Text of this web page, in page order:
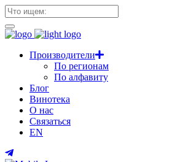
Производители
По регионам
По алфавиту
Блог
Винотека
О нас
Связаться
EN